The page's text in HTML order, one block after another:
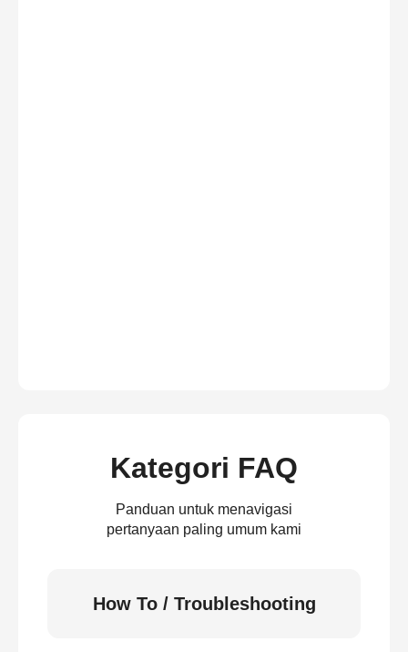
Kategori FAQ
Panduan untuk menavigasi
pertanyaan paling umum kami
How To / Troubleshooting